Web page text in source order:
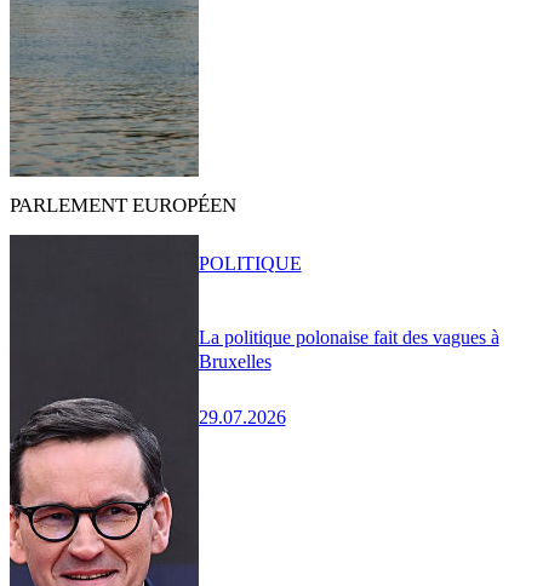
PARLEMENT EUROPÉEN
La politique polonaise fait des vagues à
Bruxelles
29.07.2026
POLITIQUE